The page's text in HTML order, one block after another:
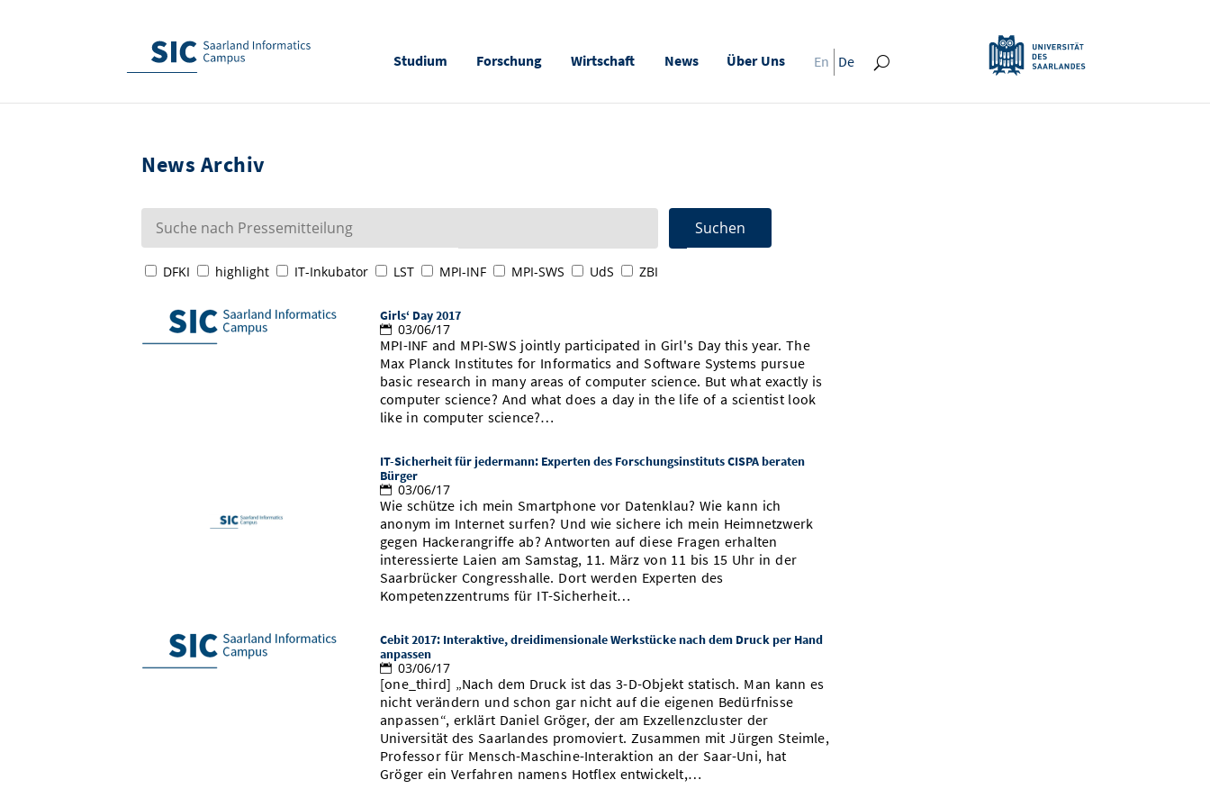
Studium Forschung Wirtschaft News Über Uns En De
News Archiv
DFKI highlight IT-Inkubator LST MPI-INF MPI-SWS UdS ZBI
Girls‘ Day 2017
03/06/17
MPI-INF and MPI-SWS jointly participated in Girl's Day this year. The
Max Planck Institutes for Informatics and Software Systems pursue
basic research in many areas of computer science. But what exactly is
computer science? And what does a day in the life of a scientist look
like in computer science?…
IT-Sicherheit für jedermann: Experten des Forschungsinstituts CISPA beraten
Bürger
03/06/17
Wie schütze ich mein Smartphone vor Datenklau? Wie kann ich
anonym im Internet surfen? Und wie sichere ich mein Heimnetzwerk
gegen Hackerangriffe ab? Antworten auf diese Fragen erhalten
interessierte Laien am Samstag, 11. März von 11 bis 15 Uhr in der
Saarbrücker Congresshalle. Dort werden Experten des
Kompetenzzentrums für IT-Sicherheit…
Cebit 2017: Interaktive, dreidimensionale Werkstücke nach dem Druck per Hand
anpassen
03/06/17
[one_third] „Nach dem Druck ist das 3-D-Objekt statisch. Man kann es
nicht verändern und schon gar nicht auf die eigenen Bedürfnisse
anpassen“, erklärt Daniel Gröger, der am Exzellenzcluster der
Universität des Saarlandes promoviert. Zusammen mit Jürgen Steimle,
Professor für Mensch-Maschine-Interaktion an der Saar-Uni, hat
Gröger ein Verfahren namens Hotflex entwickelt,…